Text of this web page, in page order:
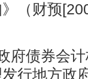
（财预
府债券会
行地方政